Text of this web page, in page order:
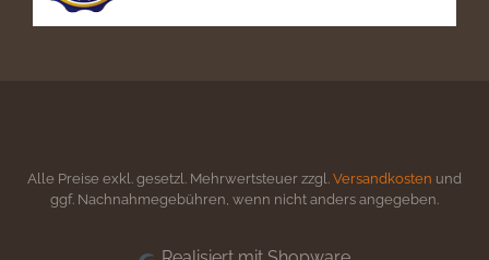
Alle Preise exkl. gesetzl. Mehrwertsteuer zzgl. Versandkosten und
ggf. Nachnahmegebühren, wenn nicht anders angegeben.